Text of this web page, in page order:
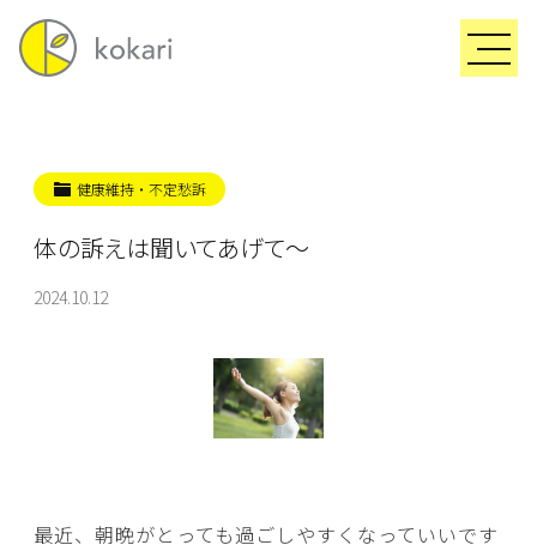
健康維持・不定愁訴
体の訴えは聞いてあげて～
2024.10.12
最近、朝晩がとっても過ごしやすくなっていいです